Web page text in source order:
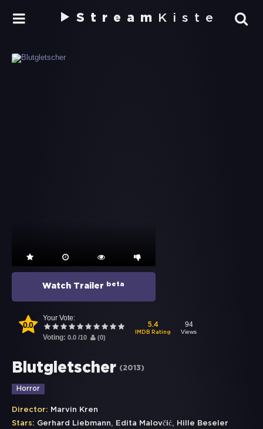
Stream Kiste
Watch Trailer beta
0.0
Your Vote:
Voting: 0.0 /10 (0)
5.4
IMDB Rating
94
Views
Blutgletscher (2013)
Horror
Director: Marvin Kren
Stars: Gerhard Liebmann, Edita Malovčić, Hille Beseler